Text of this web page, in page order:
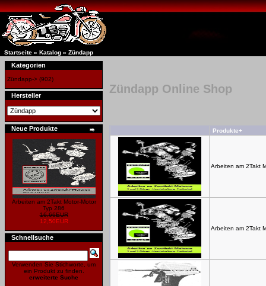
Startseite » Katalog » Zündapp
Kategorien
Zündapp-> (902)
Hersteller
Neue Produkte
Arbeiten am 2Takt Motor-Motor
Typ 286
16,66EUR
12,50EUR
Schnellsuche
Verwenden Sie Stichworte, um
ein Produkt zu finden.
erweiterte Suche
Zündapp Online Shop
Produkte+
Arbeiten am 2Takt
Arbeiten am 2Takt